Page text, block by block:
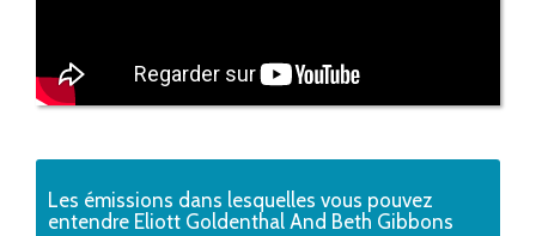
Les émissions dans lesquelles vous pouvez
entendre Eliott Goldenthal And Beth Gibbons